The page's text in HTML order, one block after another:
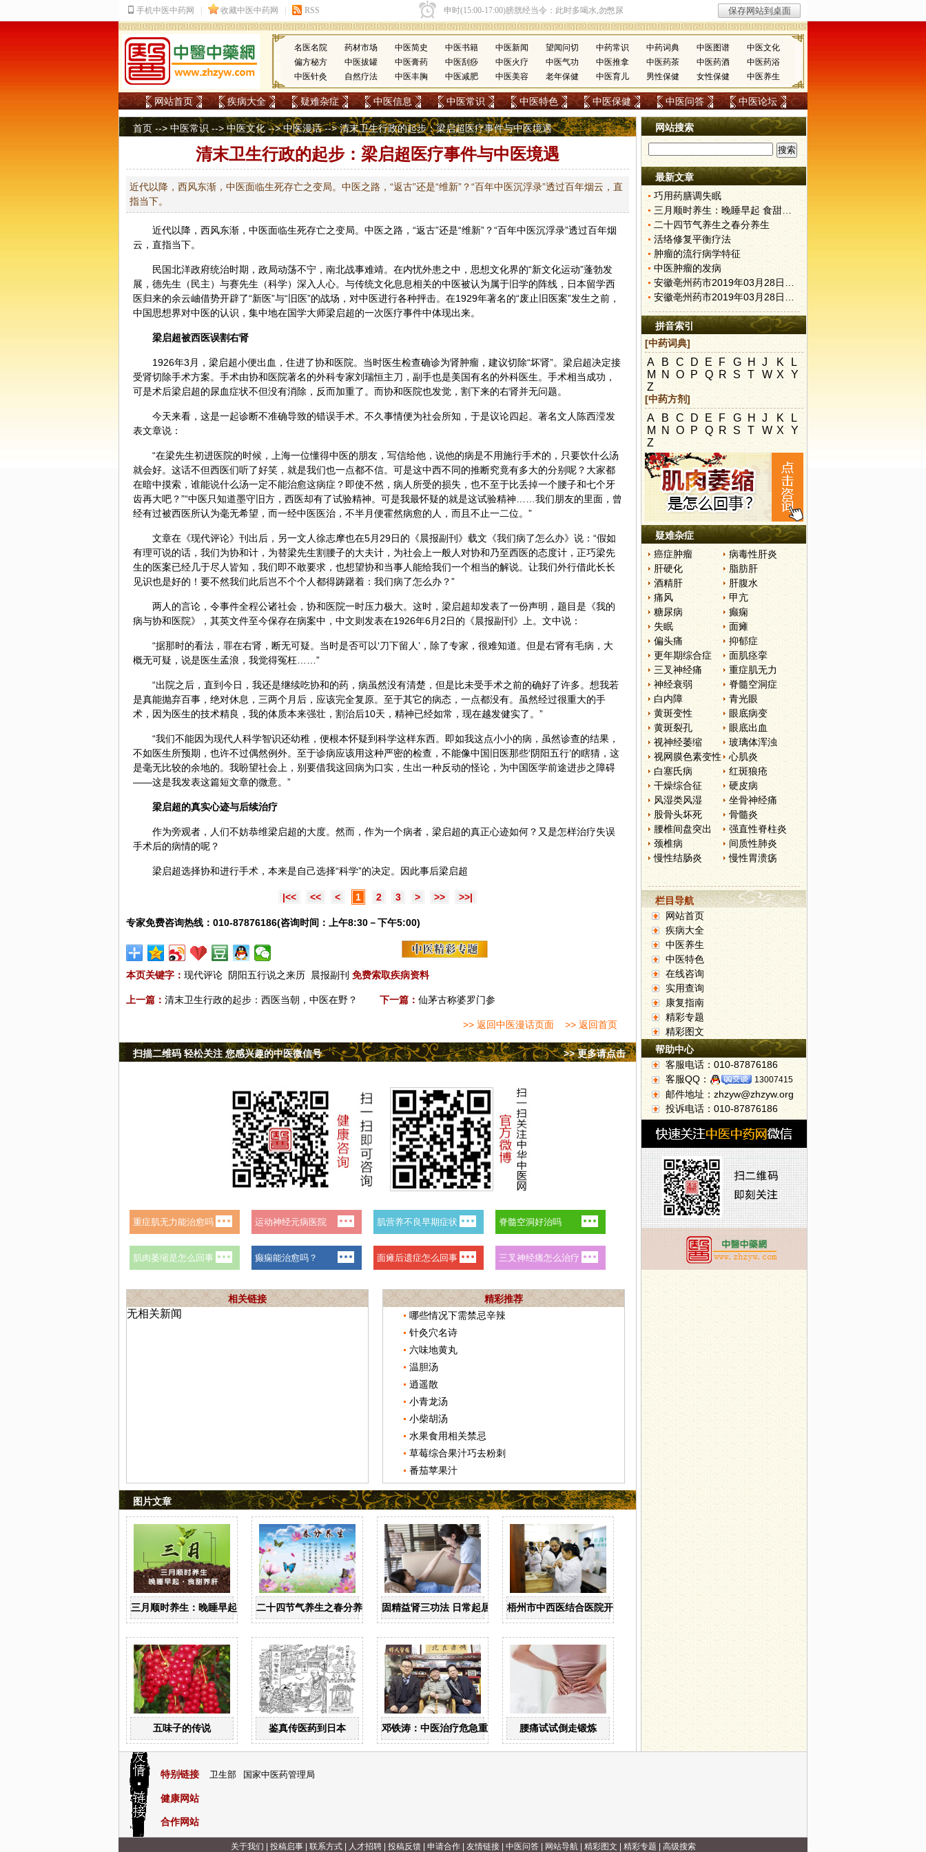
名医名院 药材市场 中医简史 中医书籍 中医新闻 望闻问切 中药常识 中药词典 中医图谱
中医文化
偏方秘方
中医拔罐 中医膏药 中医刮痧 中医火疗 中医气功 中医推拿 中医药茶 中医药酒
中医药浴
中医针灸
自然疗法 中医丰胸 中医减肥 中医美容 老年保健 中医育儿 男性保健 女性保健 中医养生
网站首页 疾病大全 疑难杂症 中医信息 中医常识 中医特色 中医保健 中医问答 中医论坛
首页 -->中医常识 -->中医文化-->中医漫话--> 清末卫生行政的起步：梁启超医疗事件与中医境遇
清末卫生行政的起步：梁启超医疗事件与中医境遇
近代以降，西风东渐，中医面临生死存亡之变局。中医之路，“返古”还是“维新”？“百年中医沉浮录”透过百年烟云，直
指当下。
近代以降，西风东渐， 中医面临生死存亡之变局。中医之路，“返古”还是“维新”？“百年中医沉浮录”透过百年烟
云，直指当下。
民国北洋政府统治时期，政局动荡不宁，南北战事难靖。在内忧外患之中，思想文化界的“新文化运动”蓬勃发
展，德先生（民主）与赛先生（科学）深入人心。与传统文化息息相关的中医被认为属于旧学的阵线，日本留学西
医归来的余云岫借势开辟了“新医”与“旧医”的战场，对中医进行各种抨击。在1929年著名的“废止旧医案”发生之前，
中国思想界对中医的认识，集中地在国学大师梁启超的一次医疗事件中体现出来。
梁启超被西医误割右肾
1926年3月，梁启超小便出血，住进了协和医院。当时医生检查确诊为肾肿瘤 ，建议切除“坏肾”。梁启超决定接
受肾切除手术方案。手术由协和医院著名的外科专家刘瑞恒主刀，副手也是美国有名的外科医生。手术相当成功，
可是术后梁启超的尿血症状不但没有消除，反而加重了。而协和医院也发觉，割下来的右肾并无问题。
今天来看，这是一起诊断不准确导致的错误手术。不久事情便为社会所知，于是议论四起。著名文人陈西滢发
表文章说：
“在梁先生初进医院的时候，上海一位懂得中医的朋友，写信给他，说他的病是不用施行手术的，只要饮什么汤
就会好。这话不但西医们听了好笑，就是我们也一点都不信。可是这中西不同的推断究竟有多大的分别呢？大家都
在暗中摸索，谁能说什么汤一定不能治愈这病症？即使不然，病人所受的损失，也不至于比丢掉一个腰子和七个牙
齿再大吧？”“中医只知道墨守旧方，西医却有了试验精神。可是我最怀疑的就是这试验精神……我们朋友的里面，曾
经有过被西医所认为毫无希望，而一经中医医治，不半月便霍然病愈的人，而且不止一二位。”
文章在《现代评论》刊出后，另一文人徐志摩也在5月29日的《晨报副刊》载文《我们病了怎么办》说：“假如
有理可说的话，我们为协和计，为替梁先生割腰子的大夫计，为社会上一般人对协和乃至西医的态度计，正巧梁先
生的医案已经几于尽人皆知，我们即不敢要求，也想望协和当事人能给我们一个相当的解说。让我们外行借此长长
见识也是好的！要不然我们此后岂不个个人都得踌躇着：我们病了怎么办？”
两人的言论，令事件全程公诸社会，协和医院一时压力极大。这时，梁启超却发表了一份声明，题目是《我的
病与协和医院》，其英文件至今保存在病案中，中文则发表在1926年6月2日的《晨报副刊》上。文中说：
“据那时的看法，罪在右肾，断无可疑。当时是否可以‘刀下留人’，除了专家，很难知道。但是右肾有毛病，大
概无可疑，说是医生孟浪，我觉得冤枉……”
“出院之后，直到今日，我还是继续吃协和的药，病虽然没有清楚，但是比未受手术之前的确好了许多。想我若
是真能抛弃百事，绝对休息，三两个月后，应该完全复原。至于其它的病态，一点都没有。虽然经过很重大的手
术，因为医生的技术精良，我的体质本来强壮，割治后10天，精神已经如常，现在越发健实了。”
“我们不能因为现代人科学智识还幼稚，便根本怀疑到科学这样东西。即如我这点小小的病，虽然诊查的结果，
不如医生所预期，也许不过偶然例外。至于诊病应该用这种严密的检查，不能像中国旧医那些‘阴阳五行’的瞎猜，这
是毫无比较的余地的。我盼望社会上，别要借我这回病为口实，生出一种反动的怪论，为中国医学前途进步之障碍
——这是我发表这篇短文章的微意。”
梁启超的真实心迹与后续治疗
作为旁观者，人们不妨恭维梁启超的大度。然而，作为一个病者，梁启超的真正心迹如何？又是怎样治疗失误
手术后的病情的呢？
梁启超选择协和进行手术，本来是自己选择“科学”的决定。因此事后梁启超
|<< << < 1 2 3 > >> >>|
专家免费咨询热线：010-87876186(咨询时间：上午8:30－下午5:00)
本页关键字： 现代评论 阴阳五行说之来历 晨报副刊 免费索取疾病资料
上一篇： 清末卫生行政的起步：西医当朝，中医在野？ 下一篇： 仙茅古称婆罗门参
>> 返回中医漫话页面 >> 返回首页
>> 更多请点击
扫描二维码 轻松关注 您感兴趣的中医微信号
相关链接
无相关新闻
精彩推荐
哪些情况下需禁忌辛辣
针灸穴名诗
六味地黄丸
温胆汤
逍遥散
小青龙汤
小柴胡汤
水果食用相关禁忌
草莓综合果汁巧去粉刺
番茄苹果汁
图片文章
三月顺时养生：晚睡早起 食甜养肝二十四节气养生之春分养生 固精益肾三功法 日常起居均可做梧州市中西医结合医院开展中药辨识系列活动
五味子的传说 鉴真传医药到日本 邓铁涛：中医治疗危急重症大有可为腰痛试试倒走锻炼
网站搜索
最新文章
巧用药膳调失眠
三月顺时养生：晚睡早起 食甜养肝
二十四节气养生之春分养生
活络修复平衡疗法
肿瘤的流行病学特征
中医肿瘤的发病
安徽亳州药市2019年03月28日快讯
安徽亳州药市2019年03月28日快讯
拼音索引
[中药词典]
A B C D E F G H J K
L
M N O P Q R S T W X
Y
Z
[中药方剂]
A B C D E F G H J K
L
M N O P Q R S T W X
Y
Z
疑难杂症
癌症肿瘤
病毒性肝炎
肝硬化
脂肪肝
酒精肝
肝腹水
痛风
甲亢
糖尿病
癫痫
失眠
面瘫
偏头痛
抑郁症
更年期综合症
面肌痉挛
三叉神经痛
重症肌无力
神经衰弱
脊髓空洞症
白内障
青光眼
黄斑变性
眼底病变
黄斑裂孔
眼底出血
视神经萎缩
玻璃体浑浊
视网膜色素变性
心肌炎
白塞氏病
红斑狼疮
干燥综合征
硬皮病
风湿类风湿
坐骨神经痛
股骨头坏死
骨髓炎
腰椎间盘突出
强直性脊柱炎
颈椎病
间质性肺炎
慢性结肠炎
慢性胃溃疡
栏目导航
网站首页
疾病大全
中医养生
中医特色
在线咨询
实用查询
康复指南
精彩专题
精彩图文
帮助中心
客服电话：010-87876186
客服QQ：
13007415
邮件地址：zhzyw@zhzyw.org
投诉电话：010-87876186
特别链接 卫生部 国家中医药管理局
健康网站
合作网站
关于我们 投稿启事| 联系方式| 人才招聘| 投稿反馈| 申请合作| 友情链接| 中医问答| 网站导航| 精彩图文 精彩专题 高级搜索